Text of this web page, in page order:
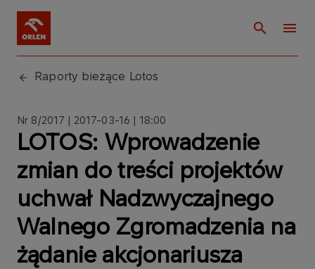
Raporty bieżące Lotos
Nr 8/2017 | 2017-03-16 | 18:00
LOTOS: Wprowadzenie
zmian do treści projektów
uchwał Nadzwyczajnego
Walnego Zgromadzenia na
żądanie akcjonariusza